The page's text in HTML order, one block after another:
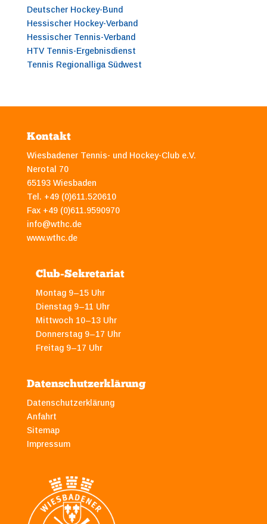
Deutscher Hockey-Bund
Hessischer Hockey-Verband
Hessischer Tennis-Verband
HTV Tennis-Ergebnisdienst
Tennis Regionalliga Südwest
Kontakt
Wiesbadener Tennis- und Hockey-Club e.V.
Nerotal 70
65193 Wiesbaden
Tel. +49 (0)611.520610
Fax +49 (0)611.9590970
info@wthc.de
www.wthc.de
Club-Sekretariat
Montag 9–15 Uhr
Dienstag 9–11 Uhr
Mittwoch 10–13 Uhr
Donnerstag 9–17 Uhr
Freitag 9–17 Uhr
Datenschutzerklärung
Datenschutzerklärung
Anfahrt
Sitemap
Impressum